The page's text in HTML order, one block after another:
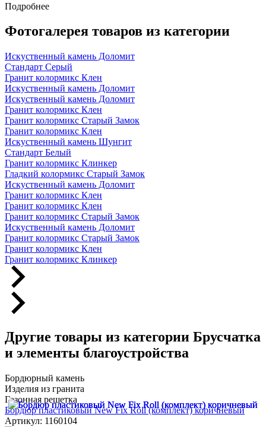
Подробнее
Фотогалерея товаров из категории
Искуственный камень Доломит
Стандарт Серый
Гранит колормикс Клен
Искуственный камень Доломит
Искуственный камень Доломит
Гранит колормикс Клен
Гранит колормикс Старый Замок
Гранит колормикс Клен
Искуственный камень Шунгит
Стандарт Белый
Гранит колормикс Клинкер
Гладкий колормикс Старый Замок
Искуственный камень Доломит
Гранит колормикс Клен
Гранит колормикс Клен
Гранит колормикс Старый Замок
Искуственный камень Доломит
Гранит колормикс Старый Замок
Гранит колормикс Клен
Гранит колормикс Клинкер
Другие товары из категории Брусчатка
и элементы благоустройства
Бордюрный камень
Изделия из гранита
Газонная решетка
Бордюр пластиковый New Fix Roll (комплект) коричневый
Артикул: 1160104